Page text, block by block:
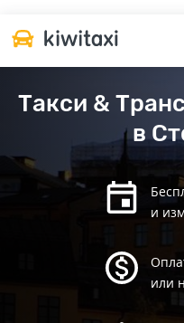
Такси &
в
и
или